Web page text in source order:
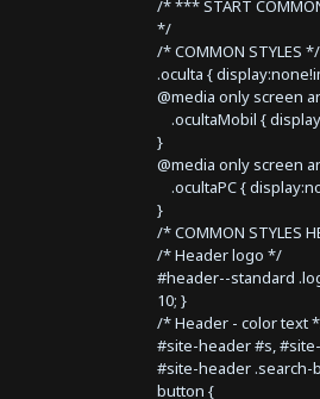
/* *** START
*/
/* COMMON STYLES */
.oculta {
@media only screen
.ocultaMobil {
}
@media only screen
.ocultaPC {
}
/* COMMON STYLES
/* Header logo */
#header--standard
10; }
/* Header - color text
#site-header #s,
#site-header
button {